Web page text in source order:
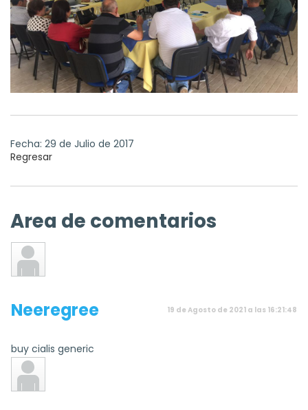
Fecha: 29 de Julio de 2017
Regresar
Area de comentarios
Neeregree 19 de Agosto de 2021 a las 16:21:48
buy cialis generic